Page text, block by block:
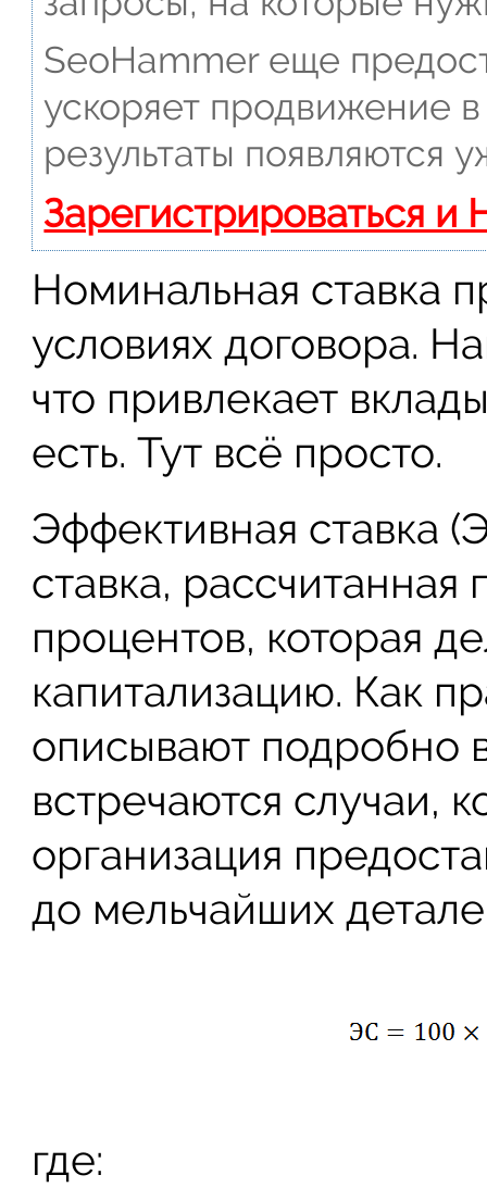
SeoHammer еще
ускоряет продвижение
результаты появляются
Зарегистрироваться и
Номинальная ставка
условиях договора.
что привлекает
есть. Тут всё просто.
Эффективная ставка
ставка,
процентов, которая
капитализацию. Как
описывают подробно
встречаются случаи,
организация
до мельчайших
где: